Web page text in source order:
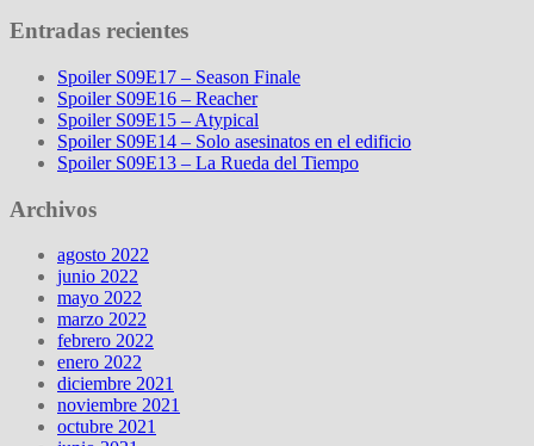
Entradas recientes
Spoiler S09E17 – Season Finale
Spoiler S09E16 – Reacher
Spoiler S09E15 – Atypical
Spoiler S09E14 – Solo asesinatos en el edificio
Spoiler S09E13 – La Rueda del Tiempo
Archivos
agosto 2022
junio 2022
mayo 2022
marzo 2022
febrero 2022
enero 2022
diciembre 2021
noviembre 2021
octubre 2021